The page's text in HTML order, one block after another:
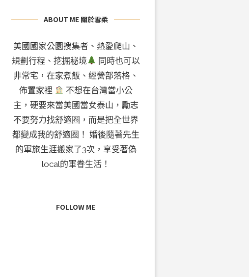
ABOUT ME 關於雪柔
美國國家公園搜集者、熱愛爬山、
規劃行程、挖掘秘境
同時也可以
非常宅，在家煮飯、經營部落格、
佈置家裡
不想在台灣當小公
主，硬要來當美國當女泰山，勵志
不要努力找舒適圈，而是把全世界
都變成我的舒適圈！ 婚後隨著先生
的軍旅生涯搬家了3次，享受著偽
local的軍眷生活！
FOLLOW ME